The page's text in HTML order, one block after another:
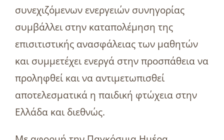
συνεχιζόμενων ενεργειών συνηγορίας
συμβάλλει στην καταπολέμηση της
επισιτιστικής ανασφάλειας των μαθητών
και συμμετέχει ενεργά στην προσπάθεια να
προληφθεί και να αντιμετωπισθεί
αποτελεσματικά η παιδική φτώχεια στην
Ελλάδα και διεθνώς.